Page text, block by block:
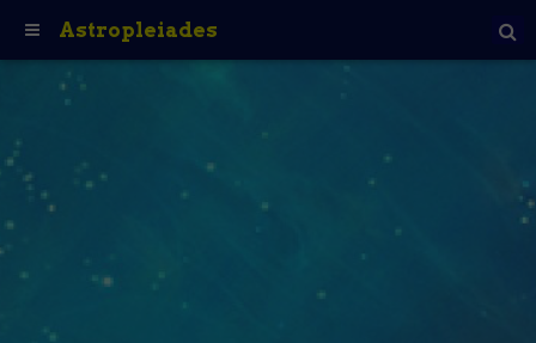
Astropleiades